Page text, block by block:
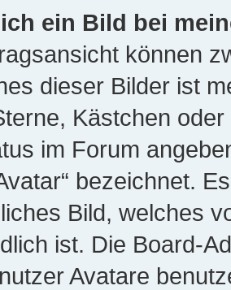
ein Bild bei
können
dieser Bilder ist
Kästchen
im Forum
bezeichnet.
Bild, welches
ist. Die Board-
Avatare